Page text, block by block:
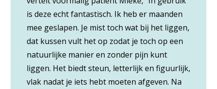
is deze echt fantastisch. Ik heb er maanden
mee geslapen. Je mist toch wat bij het liggen,
dat kussen vult het op zodat je toch op een
natuurlijke manier en zonder pijn kunt
liggen. Het biedt steun, letterlijk en figuurlijk,
vlak nadat je iets hebt moeten afgeven. Na